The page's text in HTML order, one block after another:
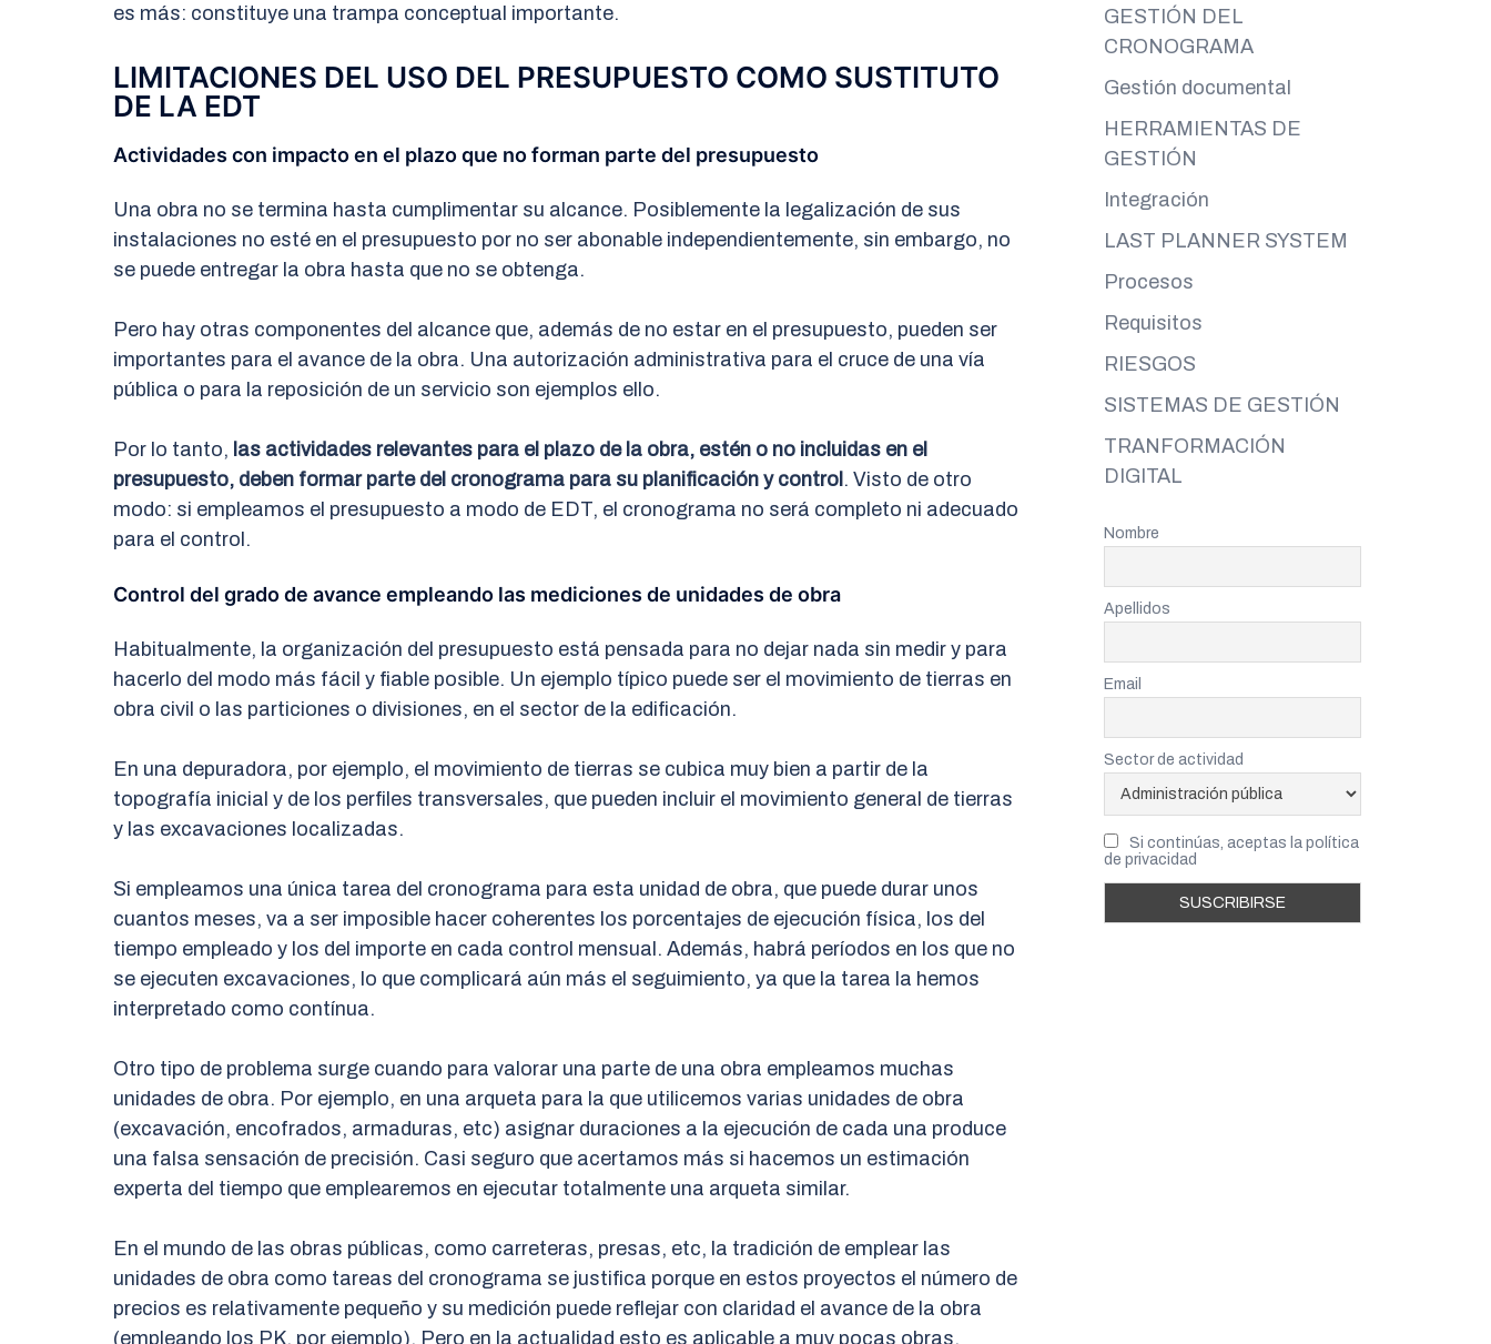
es más: constituye una trampa conceptual importante.
LIMITACIONES DEL USO DEL PRESUPUESTO COMO SUSTITUTO
DE LA EDT
Actividades con impacto en el plazo que no forman parte del presupuesto
Una obra no se termina hasta cumplimentar su alcance. Posiblemente la legalización de sus
instalaciones no esté en el presupuesto por no ser abonable independientemente, sin embargo, no
se puede entregar la obra hasta que no se obtenga.
Pero hay otras componentes del alcance que, además de no estar en el presupuesto, pueden ser
importantes para el avance de la obra. Una autorización administrativa para el cruce de una vía
pública o para la reposición de un servicio son ejemplos ello.
Por lo tanto, las actividades relevantes para el plazo de la obra, estén o no incluidas en el
presupuesto, deben formar parte del cronograma para su planificación y control. Visto de otro
modo: si empleamos el presupuesto a modo de EDT, el cronograma no será completo ni adecuado
para el control.
Control del grado de avance empleando las mediciones de unidades de obra
Habitualmente, la organización del presupuesto está pensada para no dejar nada sin medir y para
hacerlo del modo más fácil y fiable posible. Un ejemplo típico puede ser el movimiento de tierras en
obra civil o las particiones o divisiones, en el sector de la edificación.
En una depuradora, por ejemplo, el movimiento de tierras se cubica muy bien a partir de la
topografía inicial y de los perfiles transversales, que pueden incluir el movimiento general de tierras
y las excavaciones localizadas.
Si empleamos una única tarea del cronograma para esta unidad de obra, que puede durar unos
cuantos meses, va a ser imposible hacer coherentes los porcentajes de ejecución física, los del
tiempo empleado y los del importe en cada control mensual. Además, habrá períodos en los que no
se ejecuten excavaciones, lo que complicará aún más el seguimiento, ya que la tarea la hemos
interpretado como contínua.
Otro tipo de problema surge cuando para valorar una parte de una obra empleamos muchas
unidades de obra. Por ejemplo, en una arqueta para la que utilicemos varias unidades de obra
(excavación, encofrados, armaduras, etc) asignar duraciones a la ejecución de cada una produce
una falsa sensación de precisión. Casi seguro que acertamos más si hacemos un estimación
experta del tiempo que emplearemos en ejecutar totalmente una arqueta similar.
En el mundo de las obras públicas, como carreteras, presas, etc, la tradición de emplear las
unidades de obra como tareas del cronograma se justifica porque en estos proyectos el número de
precios es relativamente pequeño y su medición puede reflejar con claridad el avance de la obra
(empleando los PK, por ejemplo). Pero en la actualidad esto es aplicable a muy pocas obras,
GESTIÓN DEL
CRONOGRAMA
Gestión documental
HERRAMIENTAS DE
GESTIÓN
Integración
LAST PLANNER SYSTEM
Procesos
Requisitos
RIESGOS
SISTEMAS DE GESTIÓN
TRANFORMACIÓN
DIGITAL
Nombre
Apellidos
Email
Sector de actividad
Si continúas, aceptas la política
de privacidad